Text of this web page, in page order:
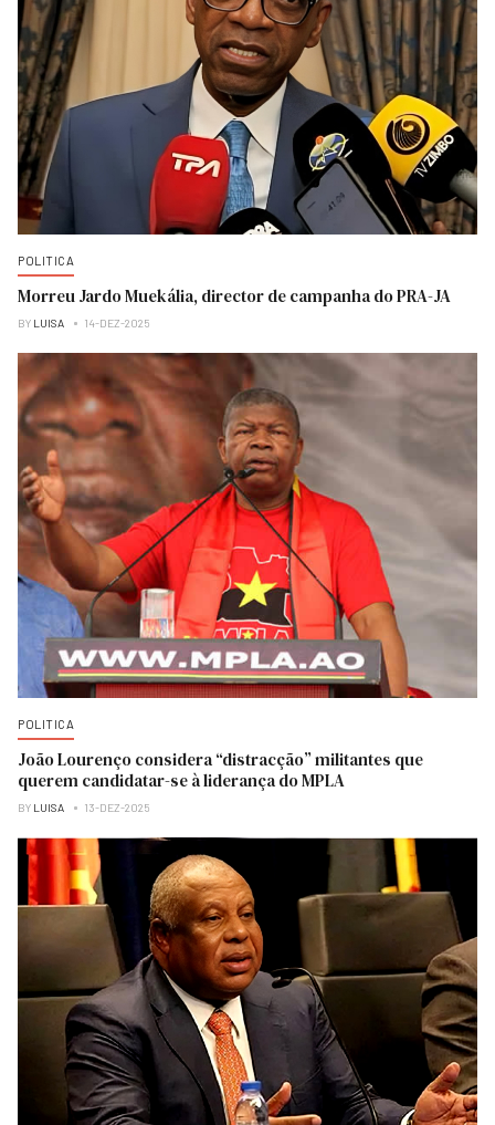
POLITICA
Morreu Jardo Muekália, director de campanha do PRA-JA
BY LUISA 14-DEZ-2025
POLITICA
João Lourenço considera “distracção” militantes que
querem candidatar-se à liderança do MPLA
BY LUISA 13-DEZ-2025